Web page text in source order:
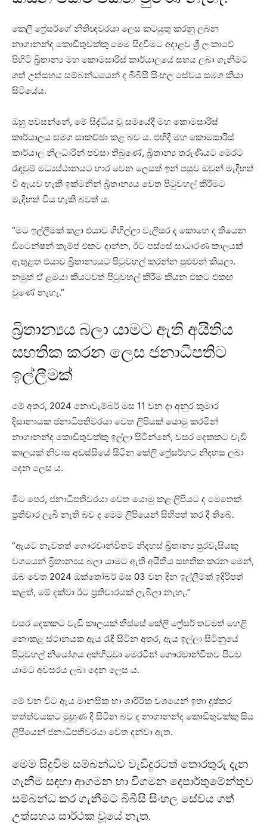
කෙලී ෆ්‍රේසර්ගේ නීතිඥවරයා ලෙස කටයුතු කරනු ලබන
නාගානන්ද කොඩිතුවක්කු මෙම සිදුවීමට අදාළව ශ්‍රී ලංකාවේ
පිහිටි බ්‍රිතාන්‍ය මහ කොමසාරිස් කාර්යාලයේ සහය ලබා ගැනීමට
ගත් උත්සහය සම්බන්ධයෙන් ද බීබීසි සිංහල සේවය සමග කියා
සිටියේය.
ඔහු පවසන්නේ, මේ සිද්ධිය වූ සමයේදී මහ කොමසාරිස්
කාර්යාලය සමග සාකච්ඡා කළ බව ය. එහිදී මහ කොමසාරිස්
කාර්යාල නිලධාරින් පවසා තිබුණේ, බ්‍රිතාන්‍ය තරුණියට මෙරට
රැඳවුම් මධ්‍යස්ථානයට භාර වෙන ලෙසත් ඉන් පසුව ඔවුන් මැදිහත්
වී ඇයව හැකි ඉක්මනින් බ්‍රිතාන්‍යය වෙත පිටුවහල් කිරීමට
මැදිහත් විය හැකි බවත් ය.
“මට ඉල්ලීමක් කළා එයාව ගිහිල්ලා වැලිසර ද කොහෙ ද තියෙන
ඩිටෙන්ෂන් කෑම්ප් එකට දාන්න, ඊට පස්සේ සාධාරණ කාලයක්
ඇතුළත එයාව බ්‍රිතාන්‍යයට පිටුවහල් කරන්න පුළුවන් කියලා.
නමුත් ඒ ළමයා කීයටවත් පිටුවහල් කිරීම කියන එකට එකඟ
වුණේ නැහැ.”
බ්‍රිතාන්‍යය බලා යාමට ඇති අයිතිය
සහතික කරන ලෙස ජනාධිපතිට
ඉල්ලීමක්
මේ අතර, 2024 නොවැම්බර් මස 11 වන දා අනුර කුමාර
දිසානායක ජනාධිපතිවරයා වෙත ලිපියක් යොමු කරමින්
නාගානන්ද කොඩිතුවක්කු ඉල්ලා සිටින්නේ, වසර දෙකකට වැඩි
කාලයක් නිවාස අඩස්සියේ සිටින කේලි ෆ්‍රේසර්හට නිදහස ලබා
දෙන ලෙස ය.
මීට පෙර, ජනාධිපතිවරයා වෙත යොමු කළ ලිපියට ද මෙතෙක්
ප්‍රතිචාර ලැබී නැති බව ද මෙම ලිපියෙන් සිහිපත් කර දී තිබේ.
“ඇයට නැවතත් ගෞරවාන්විතව නිදහස් බ්‍රිතාන්‍ය පුරවැසියකු
වශයෙන් බ්‍රිතාන්‍යය බලා යාමට ඇති අයිතිය සහතික කරන මෙන්,
ඔබ වෙත 2024 ඔක්තෝබර් මස 03 වන දින ඉල්ලීමක් ඉදිරිපත්
කළත්, මේ දක්වා ඊට ප්‍රතිචාරයක් ලැබිලා නැහැ.”
වසර දෙකකට වැඩි කාලයක් තිස්සේ කේලි ෆ්‍රේසර් තවමත් හෙළි
නොකළ ස්ථානයක ඇය රැඳී සිටින අතර, ඇය ඉල්ලා සිටිනුයේ
පිටුවහල් නියෝගය අත්හිටුවා මෙරටින් ගෞරවාන්විතව පිටව
යාමට අවසරය ලබා දෙන ලෙස ය.
මේ වන විට ඇය මානසික හා ශාරිරික වශයෙන් ඉතා දුෂ්කර
තත්ත්වයකට මුහුණ දී සිටින බව ද නාගානන්ද කොඩිතුවක්කු සිය
ලිපියෙන් ජනාධිපතිවරයා වෙත දන්වා ඇත.
මෙම සිදුවිම සම්බන්ධව වැඩිදුරටත් තොරතුරු දැන
ගැනීම සඳහා ආගමන හා විගමන දෙපාර්තුමේන්තුව
සම්බන්ධ කර ගැනීමට බීබීසි සිංහල සේවය ගත්
උත්සහය සාර්ථක වූයේ නැත.